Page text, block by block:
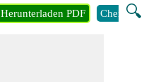
🔍
Herunterladen PDF Chemie